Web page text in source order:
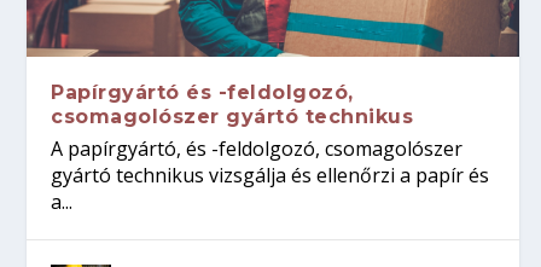
Papírgyártó és -feldolgozó,
csomagolószer gyártó technikus
A papírgyártó, és -feldolgozó, csomagolószer
gyártó technikus vizsgálja és ellenőrzi a papír és
a...